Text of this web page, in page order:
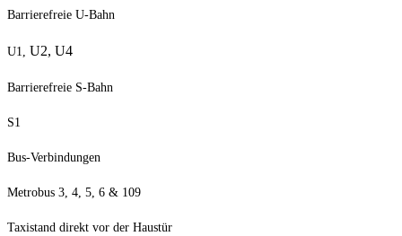
Barrierefreie U-Bahn
U1, U2, U4
Barrierefreie S-Bahn
S1
Bus-Verbindungen
Metrobus 3, 4, 5, 6 & 109
Taxistand direkt vor der Haustür